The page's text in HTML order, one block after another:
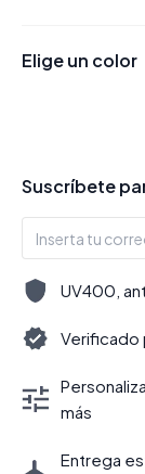
Elige un color
Suscríbete
UV400,
más
Entrega